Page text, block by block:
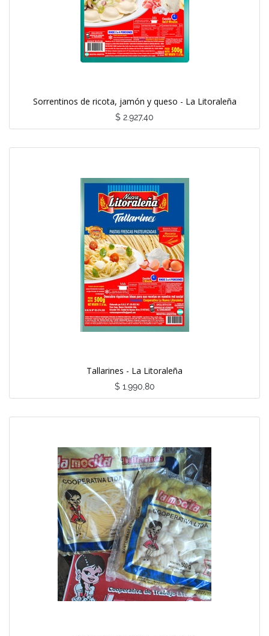
Sorrentinos de ricota, jamón y queso - La Litoraleña
$ 2.927,40
Tallarines - La Litoraleña
$ 1.990,80